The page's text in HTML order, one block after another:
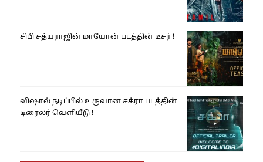
சிபி சத்யராஜின் மாயோன் படத்தின் டீசர் !
விஷால் நடிப்பில் உருவான சக்ரா படத்தின்
டிரைலர் வெளியீடு !